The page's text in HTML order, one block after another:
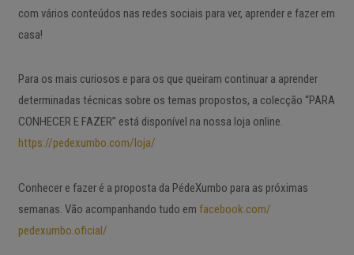
com vários conteúdos nas redes sociais para ver, aprender e fazer em
casa!
Para os mais curiosos e para os que queiram continuar a aprender
determinadas técnicas sobre os temas propostos, a colecção “PARA
CONHECER E FAZER” está disponível na nossa loja online.
https://pedexumbo.com/loja/
Conhecer e fazer é a proposta da PédeXumbo para as próximas
semanas. Vão acompanhando tudo em facebook.com/
pedexumbo.oficial/